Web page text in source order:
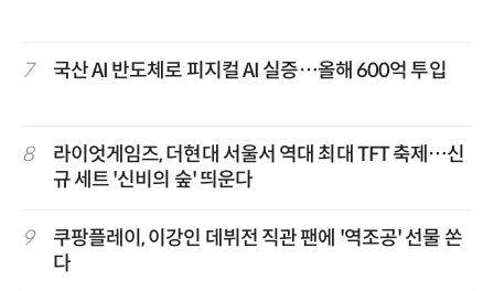
7 국산 AI 반도체로 피지컬 AI 실증…올해 600억 투입
8
라이엇게임즈, 더현대 서울서 역대 최대 TFT 축제…신
규 세트 '신비의 숲' 띄운다
9
쿠팡플레이, 이강인 데뷔전 직관 팬에 '역조공' 선물 쏜
다